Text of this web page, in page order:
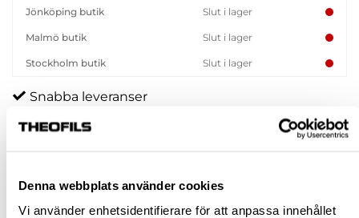
Denna webbplats använder cookies
Vi använder enhetsidentifierare för att anpassa innehållet
Jönköping butik Slut i lager
Malmö butik Slut i lager
Stockholm butik Slut i lager
Snabba leveranser
Ledande leverantör i Sverige
BESKRIVNING